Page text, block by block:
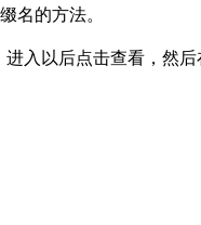
名的方法。
入以后点击查看，然